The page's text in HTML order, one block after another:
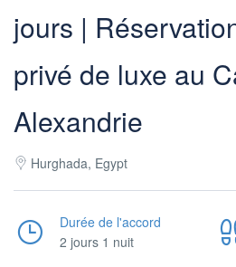
jours |
privé de luxe au
Alexandrie
Hurghada, Egypt
Durée de l'accord
2 jours 1 nuit